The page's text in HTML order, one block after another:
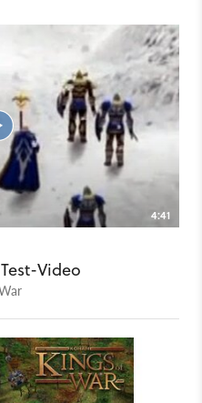
4:41
Video